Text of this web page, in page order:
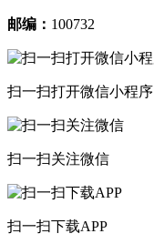
邮编： 100732
扫一扫打开微信小程序
扫一扫关注微信
扫一扫下载APP